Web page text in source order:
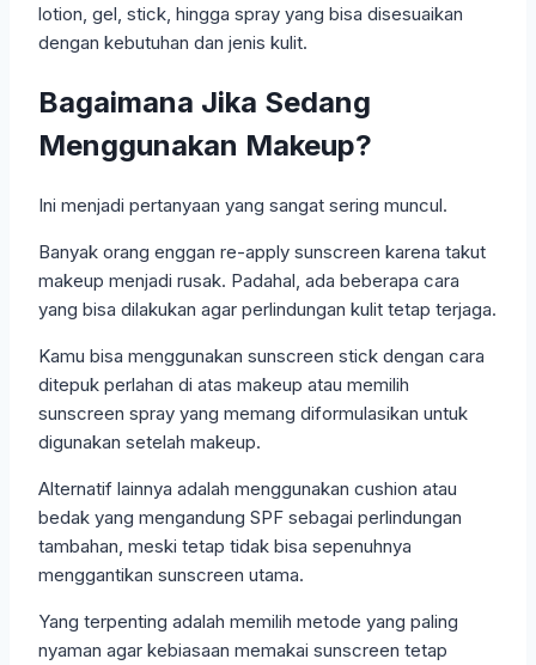
lotion, gel, stick, hingga spray yang bisa disesuaikan
dengan kebutuhan dan jenis kulit.
Bagaimana Jika Sedang
Menggunakan Makeup?
Ini menjadi pertanyaan yang sangat sering muncul.
Banyak orang enggan re-apply sunscreen karena takut
makeup menjadi rusak. Padahal, ada beberapa cara
yang bisa dilakukan agar perlindungan kulit tetap terjaga.
Kamu bisa menggunakan sunscreen stick dengan cara
ditepuk perlahan di atas makeup atau memilih
sunscreen spray yang memang diformulasikan untuk
digunakan setelah makeup.
Alternatif lainnya adalah menggunakan cushion atau
bedak yang mengandung SPF sebagai perlindungan
tambahan, meski tetap tidak bisa sepenuhnya
menggantikan sunscreen utama.
Yang terpenting adalah memilih metode yang paling
nyaman agar kebiasaan memakai sunscreen tetap